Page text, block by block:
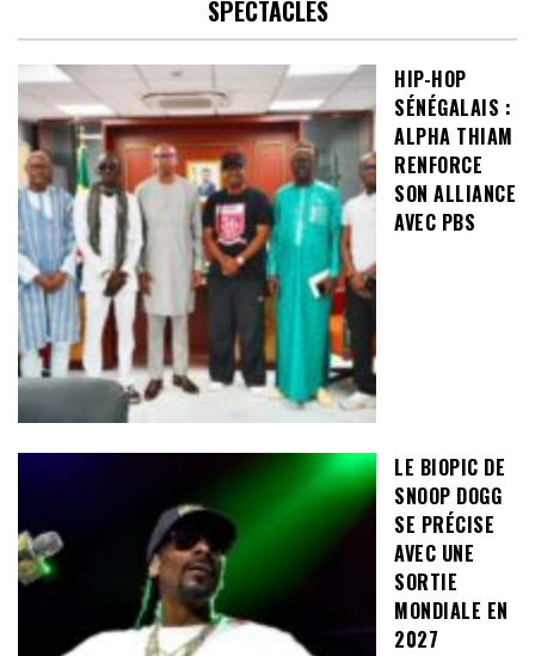
SPECTACLES
HIP-HOP
SÉNÉGALAIS :
ALPHA THIAM
RENFORCE
SON ALLIANCE
AVEC PBS
LE BIOPIC DE
SNOOP DOGG
SE PRÉCISE
AVEC UNE
SORTIE
MONDIALE EN
2027